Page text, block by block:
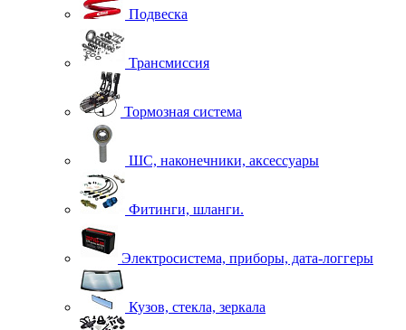
Подвеска
Трансмиссия
Тормозная система
ШС, наконечники, аксессуары
Фитинги, шланги.
Электросистема, приборы, дата-логгеры
Кузов, стекла, зеркала